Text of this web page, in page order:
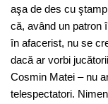
aşa de des cu
că, având un patron
în afacerist, nu se
dacă ar vorbi
Cosmin Matei – nu
telespectatori.